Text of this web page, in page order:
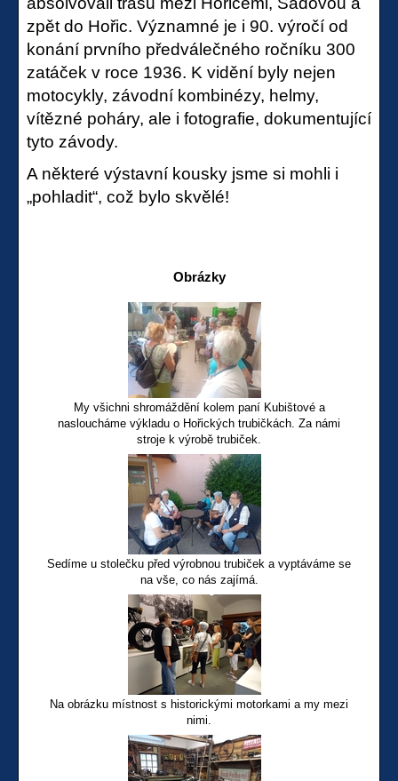
zpět do Hořic. Významné je i 90. výročí od
konání prvního předválečného ročníku 300
zatáček v roce 1936. K vidění byly nejen
motocykly, závodní kombinézy, helmy,
vítězné poháry, ale i fotografie, dokumentující
tyto závody.
A některé výstavní kousky jsme si mohli i
„pohladit“, což bylo skvělé!
Obrázky
My všichni shromáždění kolem paní Kubištové a
nasloucháme výkladu o Hořických trubičkách. Za námi
stroje k výrobě trubiček.
Sedíme u stolečku před výrobnou trubiček a vyptáváme se
na vše, co nás zajímá.
Na obrázku místnost s historickými motorkami a my mezi
nimi.